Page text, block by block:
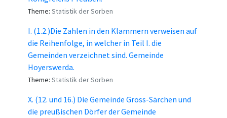
Theme: Statistik der Sorben
I. (1.2.)Die Zahlen in den Klammern verweisen auf
die Reihenfolge, in welcher in Teil I. die
Gemeinden verzeichnet sind. Gemeinde
Hoyerswerda.
Theme: Statistik der Sorben
X. (12. und 16.) Die Gemeinde Gross-Särchen und
die preußischen Dörfer der Gemeinde